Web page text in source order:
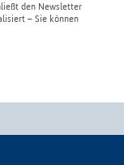
den Newsletter
– Sie können